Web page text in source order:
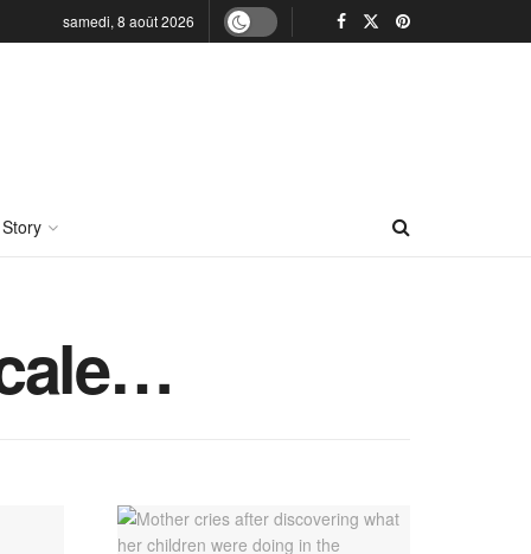
samedi, 8 août 2026